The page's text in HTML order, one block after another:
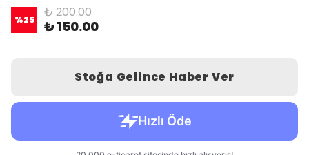
%25 ₺ 200.00
₺ 150.00
Stoğa Gelince Haber Ver